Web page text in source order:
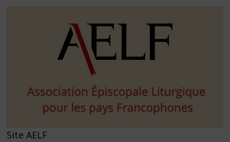
Site AELF